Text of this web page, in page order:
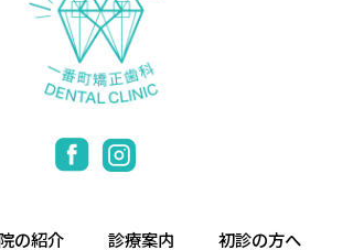
の紹介 診療案内 初診の方へ